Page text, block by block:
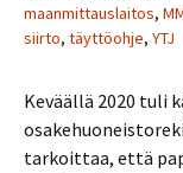
maanmittauslaitos,
siirto, täyttöohje, YTJ
Keväällä 2020 tuli
tarkoittaa, että